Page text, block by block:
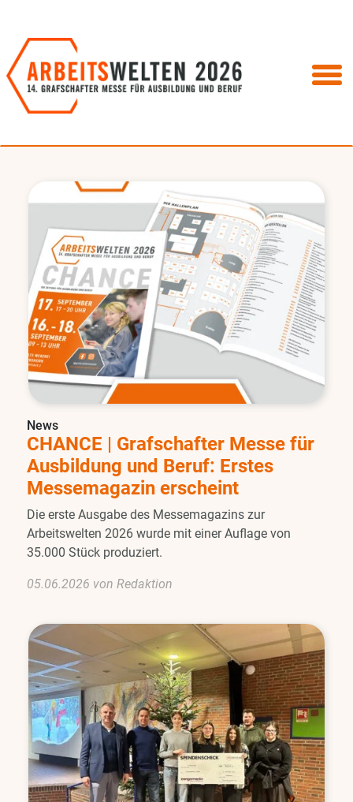
News
CHANCE | Grafschafter Messe für
Ausbildung und Beruf: Erstes
Messemagazin erscheint
Die erste Ausgabe des Messemagazins zur
Arbeitswelten 2026 wurde mit einer Auflage von
35.000 Stück produziert.
05.06.2026 von Redaktion